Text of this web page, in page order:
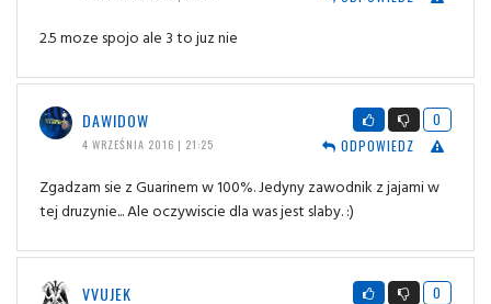
2.5 moze spojo ale 3 to juz nie
DAWIDOW
4 WRZEŚNIA 2016 | 21:25
0
ODPOWIEDZ
Zgadzam sie z Guarinem w 100%. Jedyny zawodnik z jajami w
tej druzynie... Ale oczywiscie dla was jest slaby. :)
VVUJEK
0